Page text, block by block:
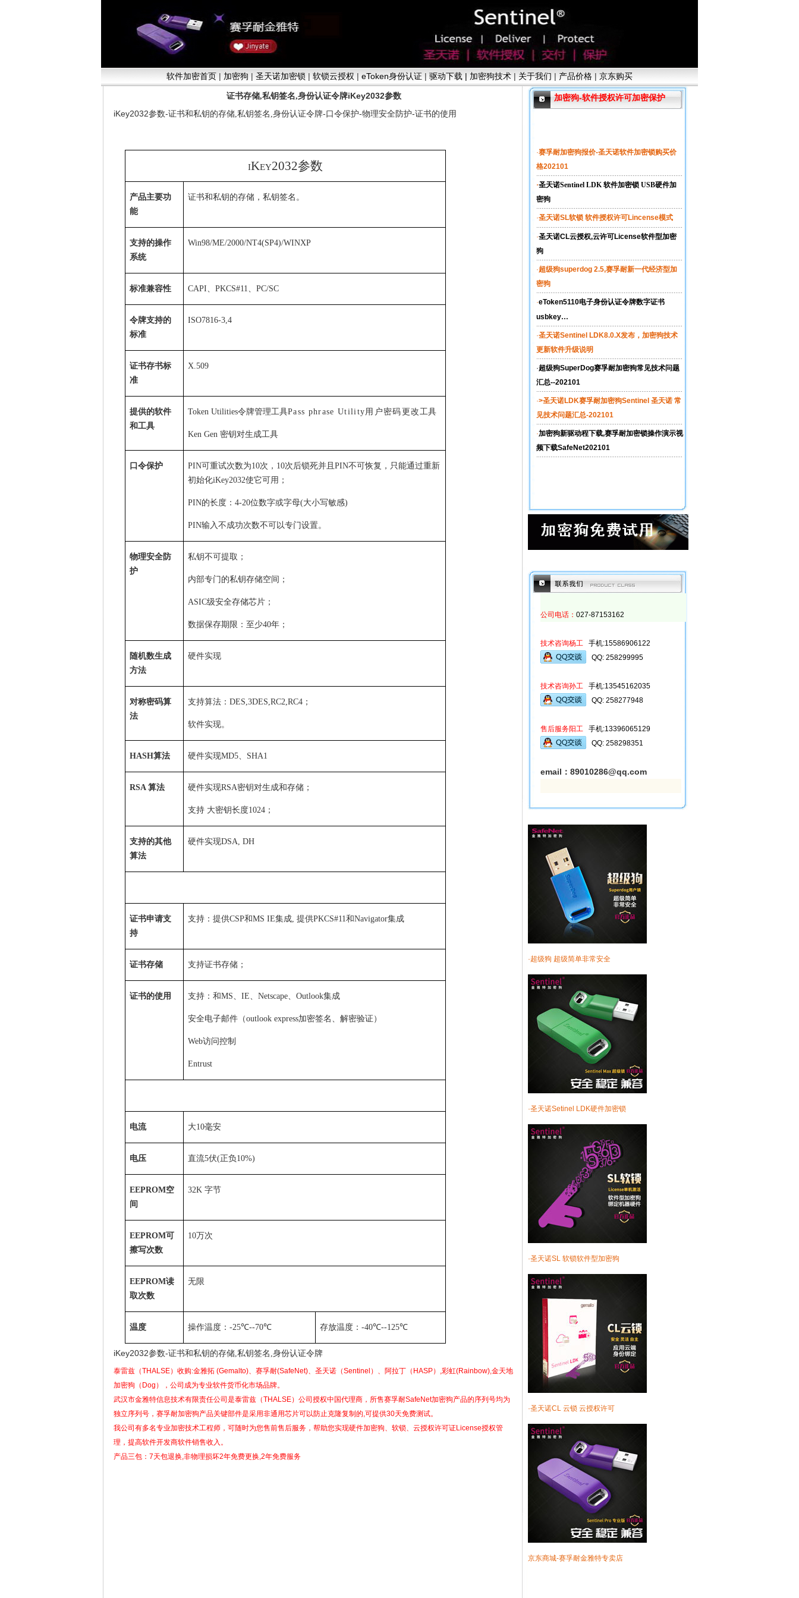
软件加密首页 | 加密狗 | 圣天诺加密锁 | 软锁云授权 | eToken身份认证 | 驱动下载 | 加密狗技术 | 关于我们 | 产品价格 | 京东购买
证书存储,私钥签名,身份认证令牌iKey2032参数
iKey2032参数-证书和私钥的存储,私钥签名,身份认证令牌-口令保护-物理安全防护-证书的使用
iKey2032参数
产品主要功
能
证书和私钥的存储，私钥签名。
支持的操作
系统
Win98/ME/2000/NT4(SP4)/WINXP
标准兼容性 CAPI、 PKCS#11、 PC/SC
令牌支持的
标准
ISO7816-3,4
证书存书标
准
X.509
提供的软件
和工具
Token Utilities令牌管理工具Pass phrase Utility用户密码更改工具
Ken Gen 密钥对生成工具
口令保护 PIN可重试次数为10次， 10次后锁死并且 PIN不可恢复，只能通过重新
初始化iKey2032使它可用；
PIN的长度： 4-20位数字或字母(大小写敏感)
PIN输入不成功次数不可以专门设置。
物理安全防
护
私钥不可提取；
内部专门的私钥存储空间；
ASIC级安全存储芯片；
数据保存期限：至少40年；
随机数生成
方法
硬件实现
对称密码算
法
支持算法： DES,3DES,RC2,RC4；
软件实现。
HASH算法 硬件实现MD5、 SHA1
RSA 算法 硬件实现RSA密钥对生成和存储；
支持 大密钥长度1024；
支持的其他
算法
硬件实现DSA, DH
证书申请支
持
支持：提供CSP和MS IE集成, 提供PKCS#11和Navigator集成
证书存储 支持证书存储；
证书的使用 支持：和MS、 IE、 Netscape、 Outlook集成
安全电子邮件（outlook express加密签名、解密验证）
Web访问控制
Entrust
电流 大10毫安
电压 直流5伏(正负 10%)
EEPROM空
间
32K 字节
EEPROM可
擦写次数
10万次
EEPROM读
取次数
无限
温度 操作温度： -25℃--70℃ 存放温度： -40℃--125℃
iKey2032参数-证书和私钥的存储,私钥签名,身份认证令牌
泰雷兹（THALSE）收购:金雅拓 (Gemalto)、赛孚耐(SafeNet)、圣天诺（Sentinel）、阿拉丁（HASP）,彩虹(Rainbow),金天地
加密狗（Dog），公司成为专业软件货币化市场品牌。
武汉市金雅特信息技术有限责任公司是泰雷兹（THALSE）公司授权中国代理商，所售赛孚耐SafeNet加密狗产品的序列号均为
独立序列号，赛孚耐加密狗产品关键部件是采用非通用芯片可以防止克隆复制的,可提供30天免费测试。
我公司有多名专业加密技术工程师，可随时为您售前售后服务，帮助您实现硬件加密狗、软锁、云授权许可证License授权管
理，提高软件开发商软件销售收入。
产品三包：7天包退换,非物理损坏2年免费更换,2年免费服务
加密狗-软件授权许可加密保护
·赛孚耐加密狗报价-圣天诺软件加密锁购买价
格202101
·圣天诺Sentinel LDK 软件加密锁 USB硬件加
密狗
·圣天诺SL软锁 软件授权许可Lincense模式
·圣天诺CL云授权,云许可License软件型加密
狗
·超级狗superdog 2.5,赛孚耐新一代经济型加
密狗
·eToken5110电子身份认证令牌数字证书
usbkey...
·圣天诺Sentinel LDK8.0.X发布，加密狗技术
更新软件升级说明
·超级狗SuperDog赛孚耐加密狗常见技术问题
汇总--202101
·>圣天诺LDK赛孚耐加密狗Sentinel 圣天诺 常
见技术问题汇总-202101
·加密狗新驱动程下载,赛孚耐加密锁操作演示视
频下载SafeNet202101
公司电话： 027-87153162
技术咨询杨工手机:15586906122
QQ: 258299995
技术咨询孙工手机:13545162035
QQ: 258277948
售后服务阳工手机:13396065129
QQ: 258298351
email：89010286@qq.com
·超级狗 超级简单非常安全
·圣天诺Setinel LDK硬件加密锁
·圣天诺SL 软锁软件型加密狗
·圣天诺CL 云锁 云授权许可
京东商城-赛孚耐金雅特专卖店